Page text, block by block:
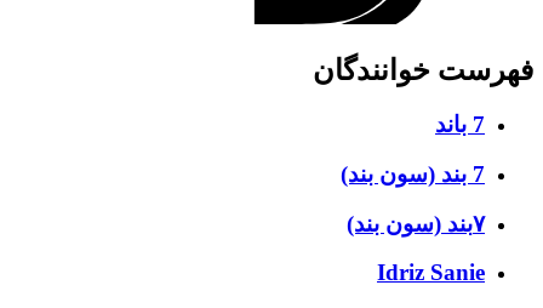
فهرست خوانندگان
7 باند
7 بند (سون بند)
۷بند (سون بند)
Idriz Sanie